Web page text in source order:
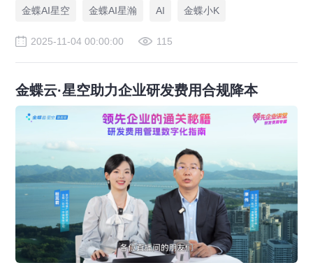
金蝶AI星空
金蝶AI星瀚 AI 金蝶小K
2025-11-04 00:00:00 115
金蝶云·星空助力企业研发费用合规降本